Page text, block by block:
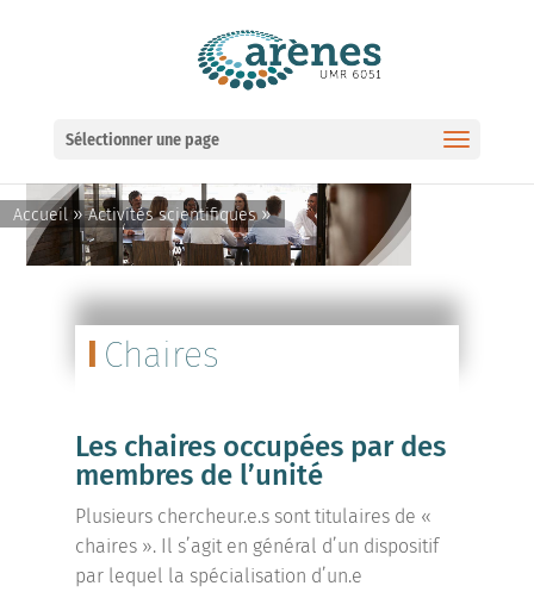
Sélectionner une page
Accueil»Activités scientifiques»
Chaires
Les chaires occupées par des
membres de l’unité
Plusieurs chercheur.e.s sont titulaires de «
chaires ». Il s’agit en général d’un dispositif
par lequel la spécialisation d’un.e